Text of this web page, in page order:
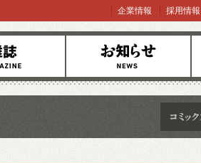
お知らせ
企業情報 採用情報